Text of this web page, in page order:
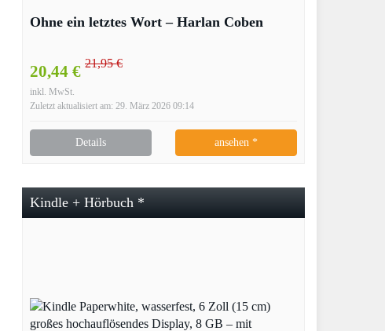
Ohne ein letztes Wort – Harlan Coben
20,44 € 21,95 €
inkl. MwSt.
Zuletzt aktualisiert am: 29. März 2026 09:14
Details ansehen *
Kindle + Hörbuch *